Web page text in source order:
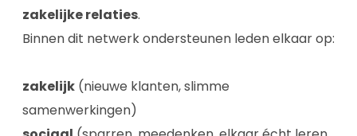
zakelijke relaties.
Binnen dit netwerk ondersteunen leden elkaar op:
zakelijk (nieuwe klanten, slimme
samenwerkingen)